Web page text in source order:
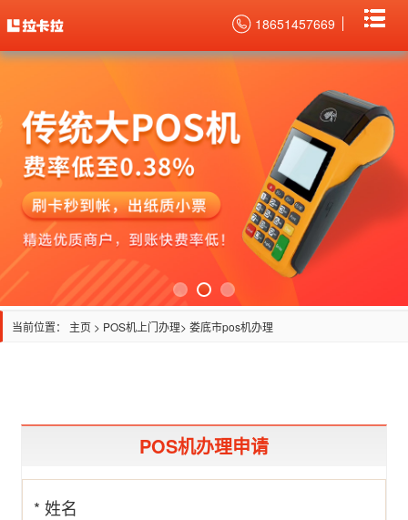
18651457669
当前位置： 主页 > POS机上门办理> 娄底市pos机办理
POS机办理申请
* 姓名